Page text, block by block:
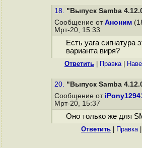
18. "Выпуск Samba
Сообщение от Аноним
Мрт-20, 15:33
Есть yara сигнатура
варианта виря?
Ответить Правка|
20. "Выпуск Samba
Сообщение от
Мрт-20, 15:37
Оно только же для
Ответить Правка|